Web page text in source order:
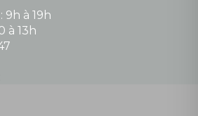
9h à 19h
à 13h
à 13h / 14h à 19h